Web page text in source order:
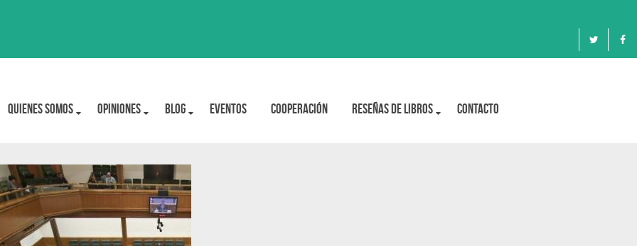
Quienes Somos OPINIONES BLOG Eventos Cooperación Reseñas de libros Contacto